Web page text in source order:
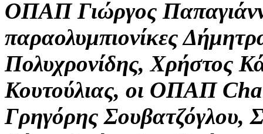
ΟΠΑΠ Γιώργος
παραολυμπιονίκες
Πολυχρονίδης, Χρήστος
Κουτούλιας, οι ΟΠΑΠ
Γρηγόρης Σουβατζόγλου,